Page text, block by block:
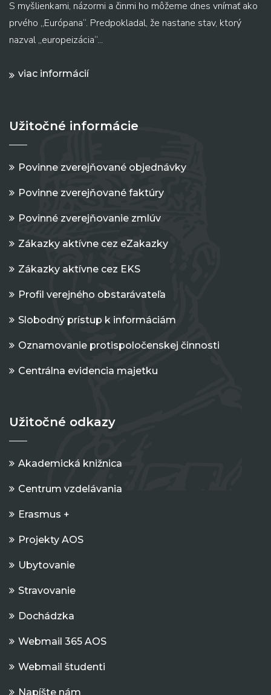
S myšlienkami, názormi a činmi ho môžeme dnes vnímať ako
prvého „Európana“. Predpokladal, že nastane stav, ktorý
nazval „europeizácia“...
viac informácií
Užitočné informácie
Povinne zverejňované objednávky
Povinne zverejňované faktúry
Povinné zverejňovanie zmlúv
Zákazky aktívne cez eZakazky
Zákazky aktívne cez EKS
Profil verejného obstarávateľa
Slobodný prístup k informáciám
Oznamovanie protispoločenskej činnosti
Centrálna evidencia majetku
Užitočné odkazy
Akademická knižnica
Centrum vzdelávania
Erasmus +
Projekty AOS
Ubytovanie
Stravovanie
Dochádzka
Webmail 365 AOS
Webmail študenti
Napíšte nám